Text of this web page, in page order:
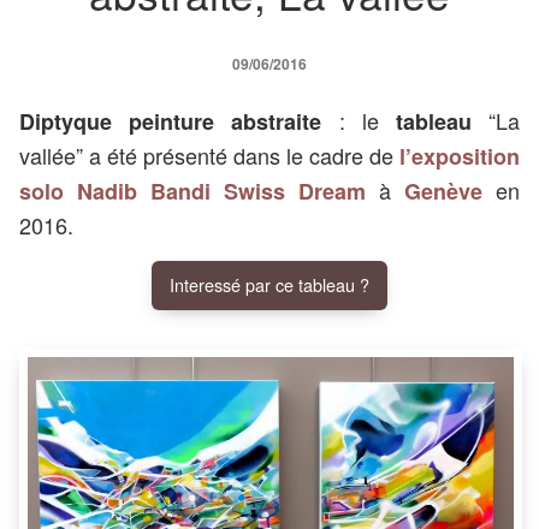
09/06/2016
Diptyque peinture abstraite : le tableau “La
vallée” a été présenté dans le cadre de l’exposition
solo Nadib Bandi Swiss Dream à Genève en
2016.
Interessé par ce tableau ?